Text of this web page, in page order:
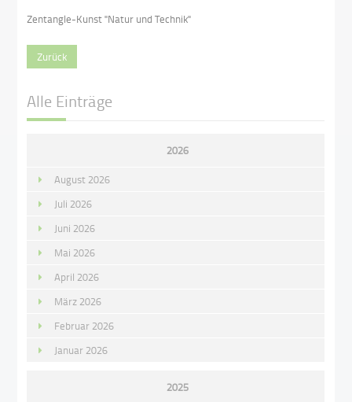
Zentangle-Kunst "Natur und Technik"
Zurück
Alle Einträge
2026
August 2026
Juli 2026
Juni 2026
Mai 2026
April 2026
März 2026
Februar 2026
Januar 2026
2025